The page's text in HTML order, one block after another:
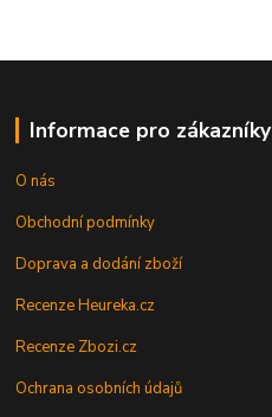
Informace pro zákazníky
O nás
Obchodní podmínky
Doprava a dodání zboží
Recenze Heureka.cz
Recenze Zbozi.cz
Ochrana osobních údajů